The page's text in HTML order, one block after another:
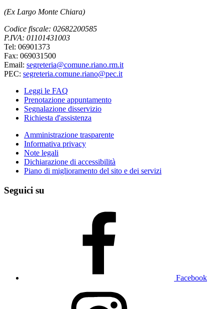
(Ex Largo Monte Chiara)
Codice fiscale: 02682200585
P.IVA: 01101431003
Tel: 06901373
Fax: 069031500
Email: segreteria@comune.riano.rm.it
PEC: segreteria.comune.riano@pec.it
Leggi le FAQ
Prenotazione appuntamento
Segnalazione disservizio
Richiesta d'assistenza
Amministrazione trasparente
Informativa privacy
Note legali
Dichiarazione di accessibilità
Piano di miglioramento del sito e dei servizi
Seguici su
Facebook